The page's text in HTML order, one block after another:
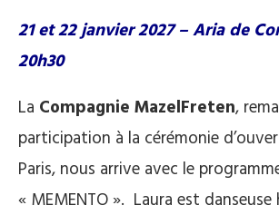
21 et 22 janvier 2027 – Aria de
20h30
La Compagnie MazelFreten,
participation à la cérémonie
Paris, nous arrive avec le
« MEMENTO ». Laura est